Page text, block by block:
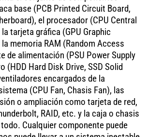
base (PCB Printed Circuit Board,
el procesador (CPU Central
tarjeta gráfica (GPU Graphic
memoria RAM (Random Access
de alimentación (PSU Power Supply
(HDD Hard Disk Drive, SSD Solid
encargados de la
(CPU Fan, Chasis Fan), las
o ampliación como tarjeta de red,
RAID, etc. y la caja o chasis
Cualquier componente puede